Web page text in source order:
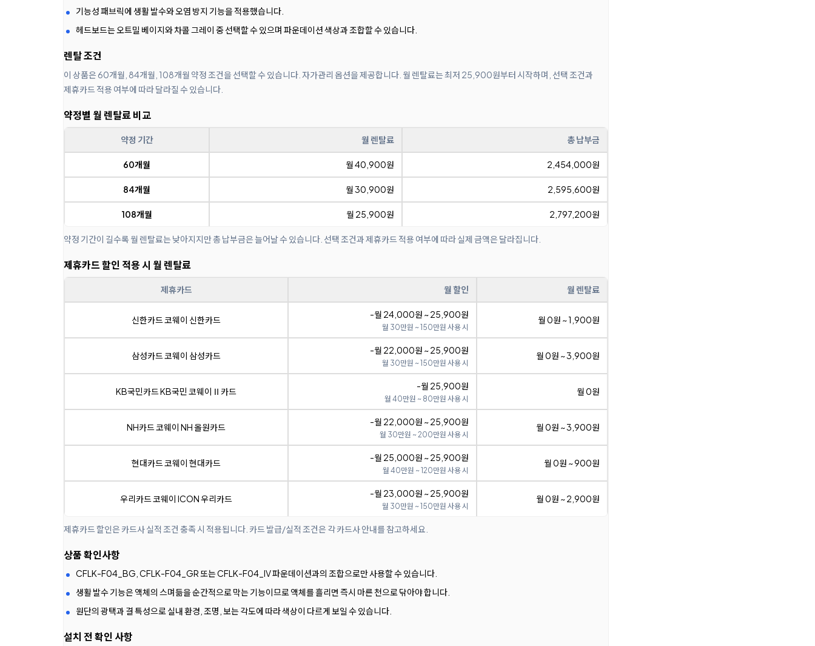
기능성 패브릭에 생활 발수와 오염 방지 기능을 적용했습니다.
헤드보드는 오트밀 베이지와 차콜 그레이 중 선택할 수 있으며 파운데이션 색상과 조합할 수 있습니다.
렌탈 조건
이 상품은 60개월, 84개월, 108개월 약정 조건을 선택할 수 있습니다. 자가관리 옵션을 제공합니다. 월 렌탈료는 최저 25,900원부터 시작하며, 선택 조건과
제휴카드 적용 여부에 따라 달라질 수 있습니다.
약정별 월 렌탈료 비교
약정 기간 월 렌탈료 총 납부금
60개월 월 40,900원 2,454,000원
84개월 월 30,900원 2,595,600원
108개월 월 25,900원 2,797,200원
약정 기간이 길수록 월 렌탈료는 낮아지지만 총 납부금은 늘어날 수 있습니다. 선택 조건과 제휴카드 적용 여부에 따라 실제 금액은 달라집니다.
제휴카드 할인 적용 시 월 렌탈료
제휴카드 월 할인 월 렌탈료
신한카드 코웨이 신한카드 -월 24,000원 ~ 25,900원
월 30만원 ~ 150만원 사용 시
월 0원 ~ 1,900원
삼성카드 코웨이 삼성카드 -월 22,000원 ~ 25,900원
월 30만원 ~ 150만원 사용 시
월 0원 ~ 3,900원
KB국민카드 KB국민 코웨이Ⅱ카드 -월 25,900원
월 40만원 ~ 80만원 사용 시
월 0원
NH카드 코웨이 NH 올원카드 -월 22,000원 ~ 25,900원
월 30만원 ~ 200만원 사용 시
월 0원 ~ 3,900원
현대카드 코웨이 현대카드 -월 25,000원 ~ 25,900원
월 40만원 ~ 120만원 사용 시
월 0원 ~ 900원
우리카드 코웨이 ICON 우리카드 -월 23,000원 ~ 25,900원
월 30만원 ~ 150만원 사용 시
월 0원 ~ 2,900원
제휴카드 할인은 카드사 실적 조건 충족 시 적용됩니다. 카드 발급/실적 조건은 각 카드사 안내를 참고하세요.
상품 확인사항
CFLK-F04_BG, CFLK-F04_GR 또는 CFLK-F04_IV 파운데이션과의 조합으로만 사용할 수 있습니다.
생활 발수 기능은 액체의 스며듦을 순간적으로 막는 기능이므로 액체를 흘리면 즉시 마른 천으로 닦아야 합니다.
원단의 광택과 결 특성으로 실내 환경, 조명, 보는 각도에 따라 색상이 다르게 보일 수 있습니다.
설치 전 확인 사항